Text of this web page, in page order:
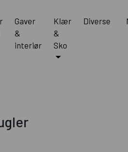
Gaver
&
interiør
Klær
&
Sko
Diverse